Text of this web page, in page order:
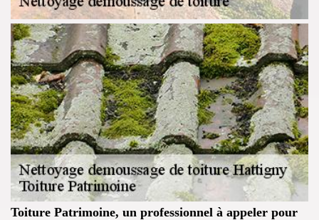
Toiture Patrimoine, un professionnel à appeler pour